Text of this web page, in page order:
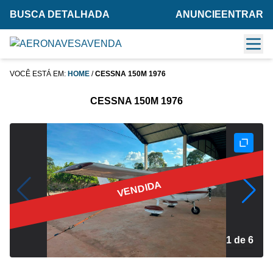
BUSCA DETALHADA ANUNCIE ENTRAR
VOCÊ ESTÁ EM: HOME /CESSNA 150M 1976
CESSNA 150M 1976
VENDIDA
2 de 6